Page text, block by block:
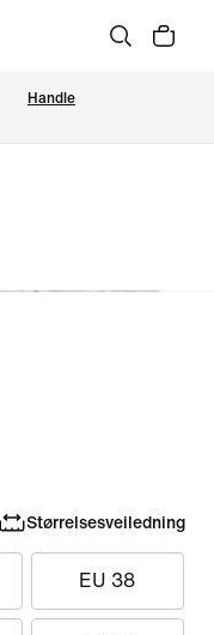
Handle
Størrelsesveiledning
EU 38